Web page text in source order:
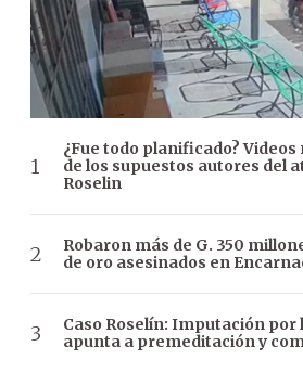
¿Fue todo planificado?
de los supuestos autores del
Roselin
Robaron más de G. 350
de oro asesinados en
Caso Roselín: Imputación por
apunta a premeditación y